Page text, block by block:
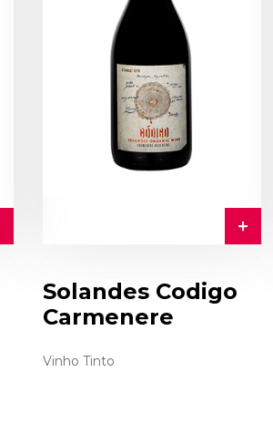
Solandes Codigo
Carmenere
Vinho Tinto